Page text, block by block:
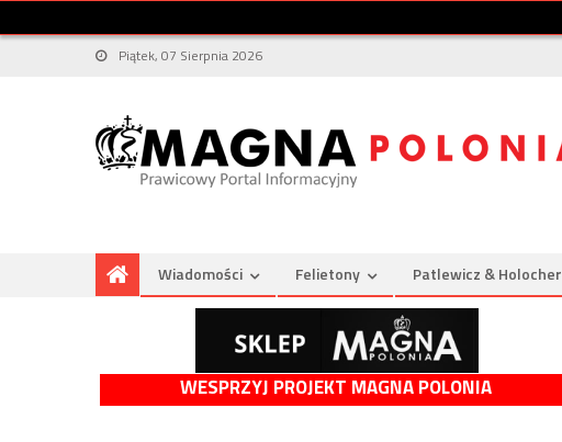
Piątek, 07 Sierpnia 2026
Wiadomości Felietony Patlewicz & Holocher
WESPRZYJ PROJEKT MAGNA POLONIA